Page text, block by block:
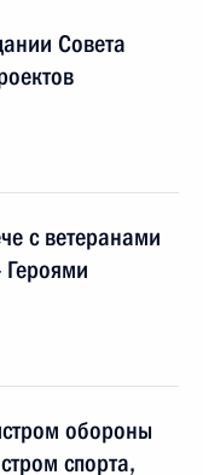
Совета
с ветеранами
Героями
обороны
спорта,